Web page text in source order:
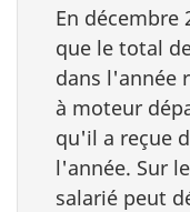
En décembre
que le total
dans l'année
à moteur
qu'il a reçue
l'année. Sur
salarié peut